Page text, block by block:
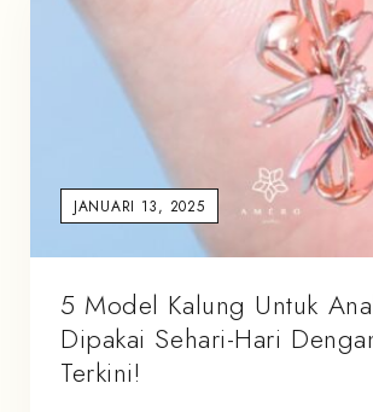
JANUARI 13, 2025
5 Model Kalung Untuk
Dipakai Sehari-Hari
Terkini!